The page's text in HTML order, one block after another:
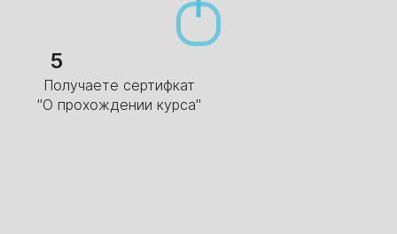
5
Получаете сертифкат
"О прохождении курса"